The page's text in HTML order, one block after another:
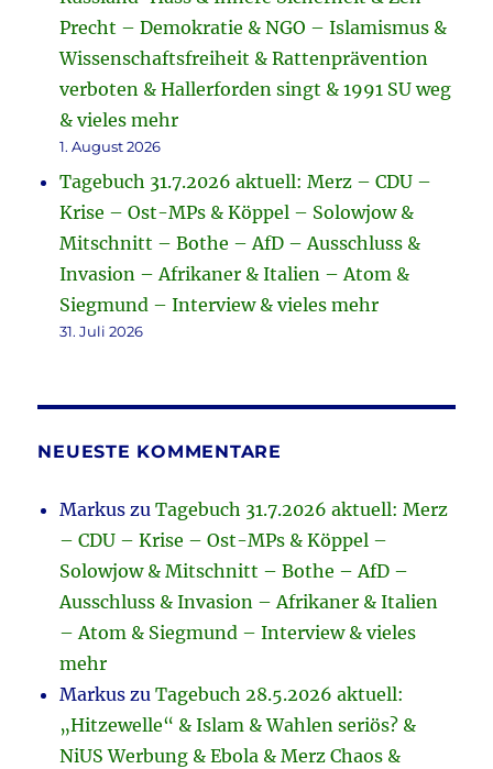
Precht – Demokratie & NGO – Islamismus &
Wissenschaftsfreiheit & Rattenprävention
verboten & Hallerforden singt & 1991 SU weg
& vieles mehr
1. August 2026
Tagebuch 31.7.2026 aktuell: Merz – CDU –
Krise – Ost-MPs & Köppel – Solowjow &
Mitschnitt – Bothe – AfD – Ausschluss &
Invasion – Afrikaner & Italien – Atom &
Siegmund – Interview & vieles mehr
31. Juli 2026
NEUESTE KOMMENTARE
Markus zuTagebuch 31.7.2026 aktuell: Merz
– CDU – Krise – Ost-MPs & Köppel –
Solowjow & Mitschnitt – Bothe – AfD –
Ausschluss & Invasion – Afrikaner & Italien
– Atom & Siegmund – Interview & vieles
mehr
Markus zuTagebuch 28.5.2026 aktuell:
„Hitzewelle“ & Islam & Wahlen seriös? &
NiUS Werbung & Ebola & Merz Chaos &